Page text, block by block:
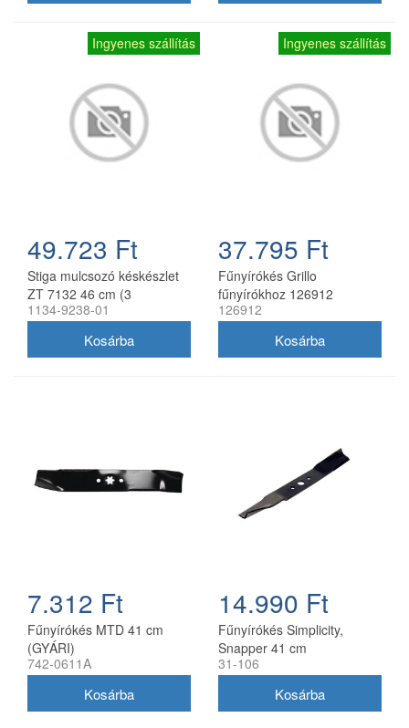
Ingyenes szállítás
49.723 Ft
Stiga mulcsozó késkészlet
ZT 7132 46 cm (3
db/csomag) 1134-9238-01
1134-9238-01
Ingyenes szállítás
37.795 Ft
Fűnyírókés Grillo
fűnyírókhoz 126912
126912
7.312 Ft
Fűnyírókés MTD 41 cm
(GYÁRI)
742-0611A
14.990 Ft
Fűnyírókés Simplicity,
Snapper 41 cm
(1704856SM)
31-106